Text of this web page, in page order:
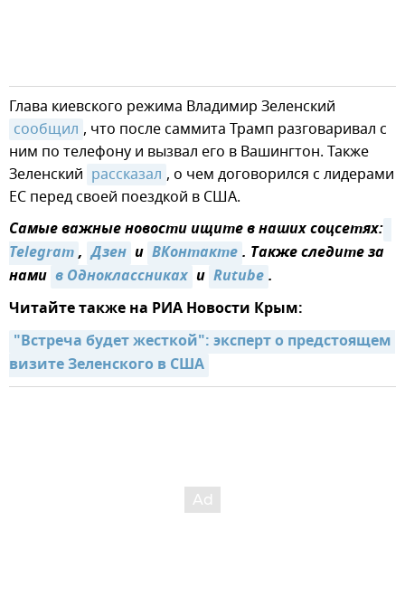
Глава киевского режима Владимир Зеленский
сообщил , что после саммита Трамп разговаривал с
ним по телефону и вызвал его в Вашингтон. Также
Зеленский рассказал , о чем договорился с лидерами
ЕС перед своей поездкой в США.
Самые важные новости ищите в наших соцсетях:
Telegram, Дзен и ВКонтакте. Также следите за
нами в Одноклассниках и Rutube.
Читайте также на РИА Новости Крым:
"Встреча будет жесткой": эксперт о предстоящем
визите Зеленского в США